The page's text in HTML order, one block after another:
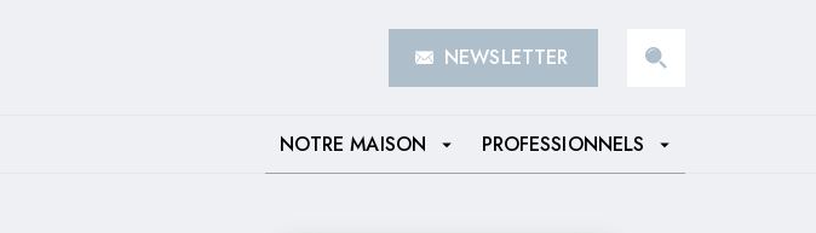
NEWSLETTER
NOTRE MAISON arrow_drop_down PROFESSIONNELS arrow_drop_down